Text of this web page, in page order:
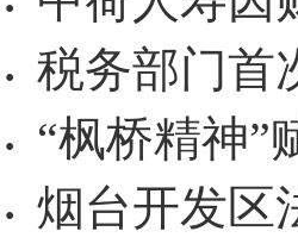
· 税务部门首
· “枫桥精神”
· 烟台开发区